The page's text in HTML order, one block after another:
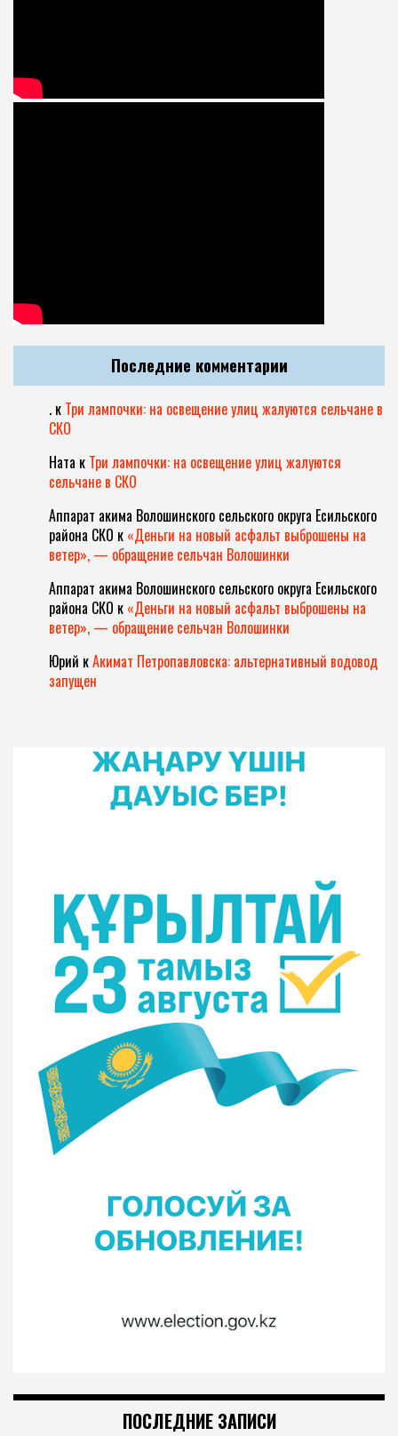
Последние комментарии
. к Три лампочки: на освещение улиц жалуются сельчане в
СКО
Ната к Три лампочки: на освещение улиц жалуются
сельчане в СКО
Аппарат акима Волошинского сельского округа Есильского
района СКО к «Деньги на новый асфальт выброшены на
ветер», — обращение сельчан Волошинки
Аппарат акима Волошинского сельского округа Есильского
района СКО к «Деньги на новый асфальт выброшены на
ветер», — обращение сельчан Волошинки
Юрий кАкимат Петропавловска: альтернативный водовод
запущен
ПОСЛЕДНИЕ ЗАПИСИ